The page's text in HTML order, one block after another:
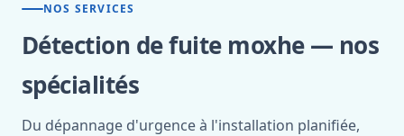
NOS SERVICES
Détection de fuite moxhe — nos
spécialités
Du dépannage d'urgence à l'installation planifiée,